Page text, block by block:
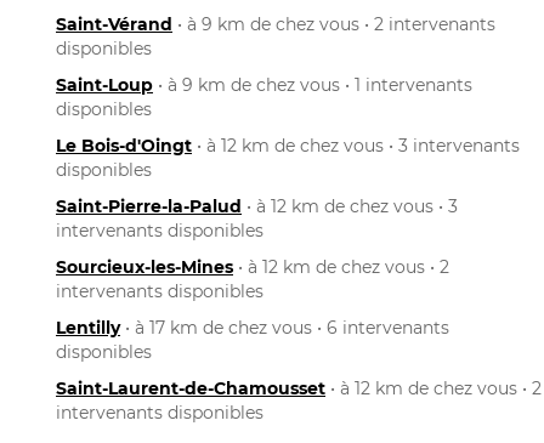
Saint-Vérand • à 9 km de chez vous • 2 intervenants
disponibles
Saint-Loup • à 9 km de chez vous • 1 intervenants
disponibles
Le Bois-d'Oingt • à 12 km de chez vous • 3 intervenants
disponibles
Saint-Pierre-la-Palud • à 12 km de chez vous • 3
intervenants disponibles
Sourcieux-les-Mines • à 12 km de chez vous • 2
intervenants disponibles
Lentilly• à 17 km de chez vous • 6 intervenants
disponibles
Saint-Laurent-de-Chamousset • à 12 km de chez vous • 2
intervenants disponibles